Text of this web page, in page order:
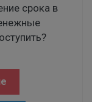
срока в